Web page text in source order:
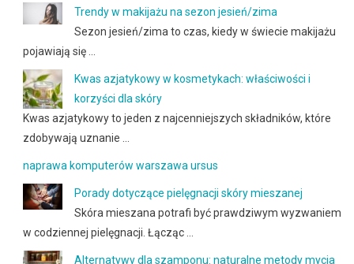
Trendy w makijażu na sezon jesień/zima
Sezon jesień/zima to czas, kiedy w świecie makijażu
pojawiają się …
Kwas azjatykowy w kosmetykach: właściwości i
korzyści dla skóry
Kwas azjatykowy to jeden z najcenniejszych składników, które
zdobywają uznanie …
naprawa komputerów warszawa ursus
Porady dotyczące pielęgnacji skóry mieszanej
Skóra mieszana potrafi być prawdziwym wyzwaniem
w codziennej pielęgnacji. Łącząc …
Alternatywy dla szamponu: naturalne metody mycia